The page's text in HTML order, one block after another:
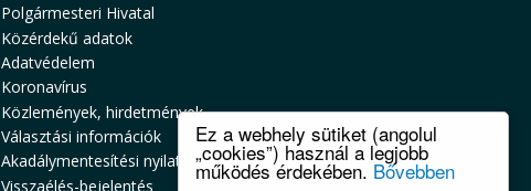
Ez a webhely sütiket (angolul
„cookies”) használ a legjobb
működés érdekében. Bővebben
Polgármesteri Hivatal
Közérdekű adatok
Adatvédelem
Koronavírus
Közlemények, hirdetmények
Választási információk
Akadálymentesítési nyilatkozat
Visszaélés-bejelentés